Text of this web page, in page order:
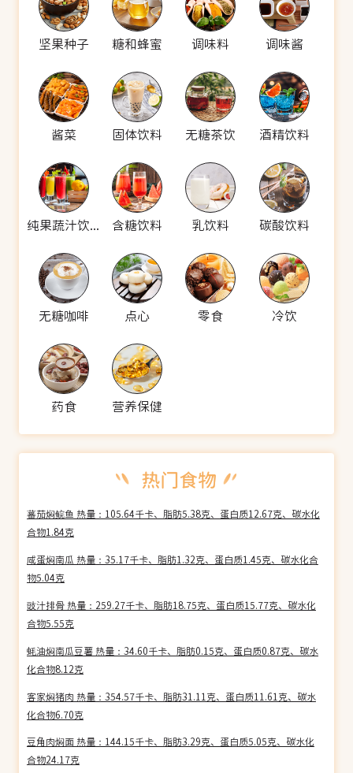
坚果种子 糖和蜂蜜 调味料 调味酱
酱菜 固体饮料 无糖茶饮 酒精饮料
纯果蔬汁饮料 含糖饮料 乳饮料 碳酸饮料
无糖咖啡 点心 零食 冷饮
药食 营养保健
蕃茄焖鲩鱼 热量：105.64千卡、脂肪5.38克、蛋白质12.67克、碳水化
合物1.84克
咸蛋焖南瓜 热量：35.17千卡、脂肪1.32克、蛋白质1.45克、碳水化合
物5.04克
豉汁排骨 热量：259.27千卡、脂肪18.75克、蛋白质15.77克、碳水化
合物5.55克
蚝油焖南瓜豆薯 热量：34.60千卡、脂肪0.15克、蛋白质0.87克、碳水
化合物8.12克
客家焖猪肉 热量：354.57千卡、脂肪31.11克、蛋白质11.61克、碳水
化合物6.70克
豆角肉焖面 热量：144.15千卡、脂肪3.29克、蛋白质5.05克、碳水化
合物24.17克